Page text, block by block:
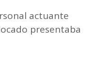
actuante
presentaba